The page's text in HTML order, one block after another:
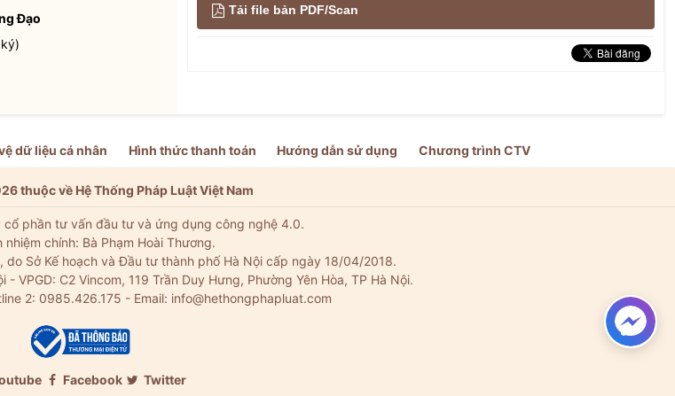
Đạo
Tải file bản PDF/Scan
dữ liệu cá nhân Hình thức thanh toán Hướng dẫn sử dụng Chương trình CTV
thuộc về Hệ Thống Pháp Luật Việt Nam
phần tư vấn đầu tư và ứng dụng công nghệ 4.0.
nhiệm chính: Bà Phạm Hoài Thương.
Sở Kế hoạch và Đầu tư thành phố Hà Nội cấp ngày 18/04/2018.
VPGD: C2 Vincom, 119 Trần Duy Hưng, Phường Yên Hòa, TP Hà Nội.
2: 0985.426.175 - Email: info@hethongphapluat.com
Facebook Twitter